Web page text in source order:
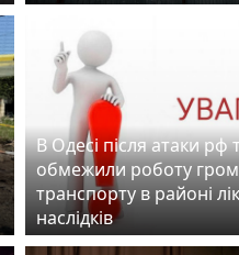
В Одесі після атаки
обмежили роботу
транспорту в районі
наслідків